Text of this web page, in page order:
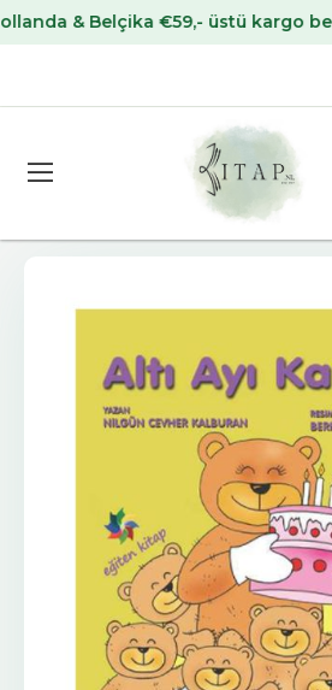
& Belçika €59,- üstü kargo bedava